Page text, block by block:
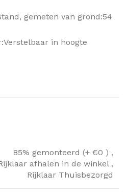
gemeten van grond:54
in hoogte
85% gemonteerd (+ €0 ) ,
afhalen in de winkel ,
Rijklaar Thuisbezorgd